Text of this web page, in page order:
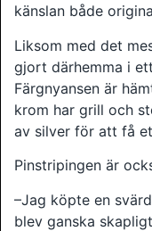
känslan både
Liksom med det
gjort därhemma i
Färgnyansen är
krom har grill och
av silver för att få
Pinstripingen är
–Jag köpte en
blev ganska